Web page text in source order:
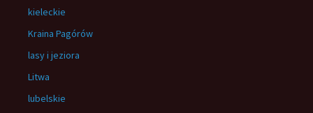
kieleckie
Kraina Pagórów
lasy i jeziora
Litwa
lubelskie